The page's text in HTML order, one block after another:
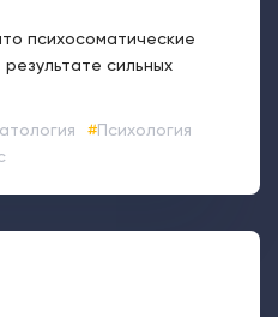
психосоматические
сильных
Психология